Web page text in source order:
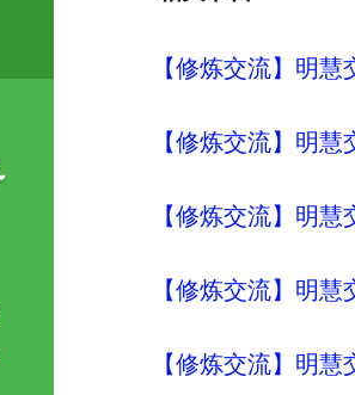
【修炼交流】明
【修炼交流】明
【修炼交流】明
【修炼交流】明
【修炼交流】明